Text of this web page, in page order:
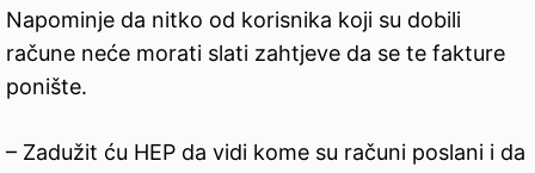
Napominje da nitko od korisnika koji su dobili
račune neće morati slati zahtjeve da se te fakture
ponište.
– Zadužit ću HEP da vidi kome su računi poslani i da